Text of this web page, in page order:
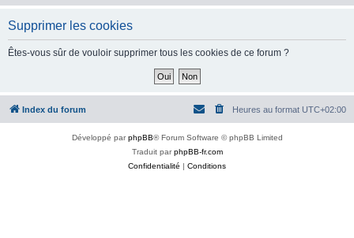
Supprimer les cookies
Êtes-vous sûr de vouloir supprimer tous les cookies de ce forum ?
Index du forum Heures au format UTC+02:00
Développé parphpBB® Forum Software © phpBB Limited
Traduit parphpBB-fr.com
Confidentialité | Conditions